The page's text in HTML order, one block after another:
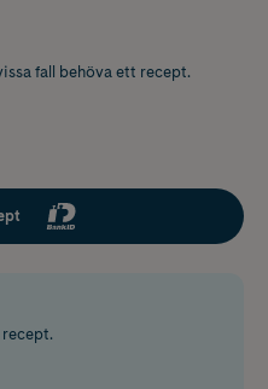
fall behöva ett recept.